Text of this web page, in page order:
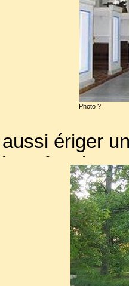
ériger
Löfstad
Photo ?